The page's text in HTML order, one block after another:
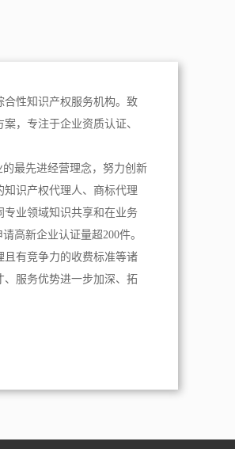
合性知识产权服务机构。致
，专注于企业资质认证、
最先进经营理念，努力创新
识产权代理人、商标代理
专业领域知识共享和在业务
高新企业认证量超200件。
有竞争力的收费标准等诸
服务优势进一步加深、拓